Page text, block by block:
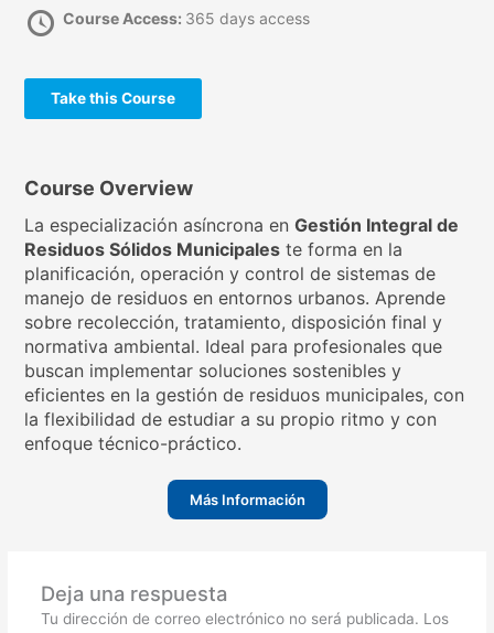
Course Access: 365 days access
Take this Course
Course Overview
La especialización asíncrona enGestión Integral de
Residuos Sólidos Municipales te forma en la
planificación, operación y control de sistemas de
manejo de residuos en entornos urbanos. Aprende
sobre recolección, tratamiento, disposición final y
normativa ambiental. Ideal para profesionales que
buscan implementar soluciones sostenibles y
eficientes en la gestión de residuos municipales, con
la flexibilidad de estudiar a su propio ritmo y con
enfoque técnico-práctico.
Más Información
Deja una respuesta
Tu dirección de correo electrónico no será publicada. Los